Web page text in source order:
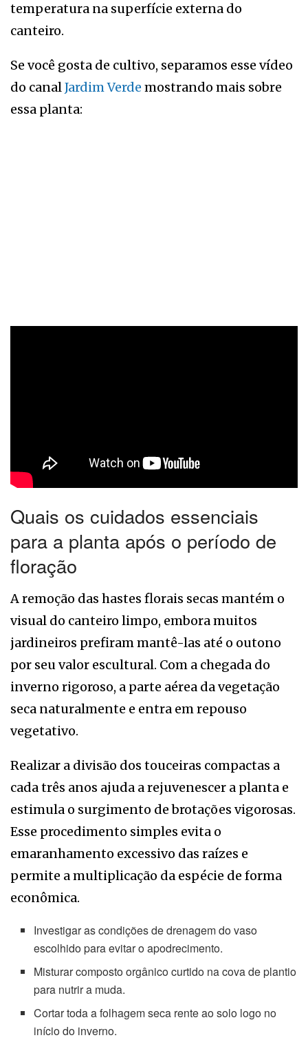
temperatura na superfície externa do
canteiro.
Se você gosta de cultivo, separamos esse vídeo
do canalJardim Verde mostrando mais sobre
essa planta:
Quais os cuidados essenciais
para a planta após o período de
floração
A remoção das hastes florais secas mantém o
visual do canteiro limpo, embora muitos
jardineiros prefiram mantê-las até o outono
por seu valor escultural. Com a chegada do
inverno rigoroso, a parte aérea da vegetação
seca naturalmente e entra em repouso
vegetativo.
Realizar a divisão dos touceiras compactas a
cada três anos ajuda a rejuvenescer a planta e
estimula o surgimento de brotações vigorosas.
Esse procedimento simples evita o
emaranhamento excessivo das raízes e
permite a multiplicação da espécie de forma
econômica.
Investigar as condições de drenagem do vaso
escolhido para evitar o apodrecimento.
Misturar composto orgânico curtido na cova de plantio
para nutrir a muda.
Cortar toda a folhagem seca rente ao solo logo no
início do inverno.